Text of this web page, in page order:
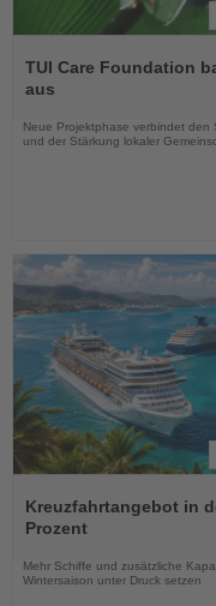
Sie
die
TUI Care Foundation
aus
Neue Projektphase verbindet den
und der Stärkung lokaler
Sie
die
Kreuzfahrtangebot in
Prozent
Mehr Schiffe und zusätzliche
Wintersaison unter Druck setzen